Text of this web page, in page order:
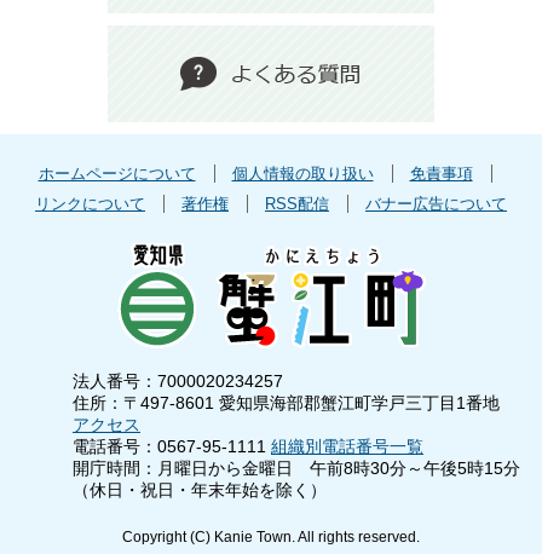
ホームページについて 個人情報の取り扱い
免責事項
リンクについて
著作権 RSS配信 バナー広告について
法人番号：7000020234257
住所：〒497-8601 愛知県海部郡蟹江町学戸三丁目1番地
アクセス
電話番号：0567-95-1111 組織別電話番号一覧
開庁時間：月曜日から金曜日 午前8時30分～午後5時15分
（休日・祝日・年末年始を除く）
Copyright (C) Kanie Town. All rights reserved.